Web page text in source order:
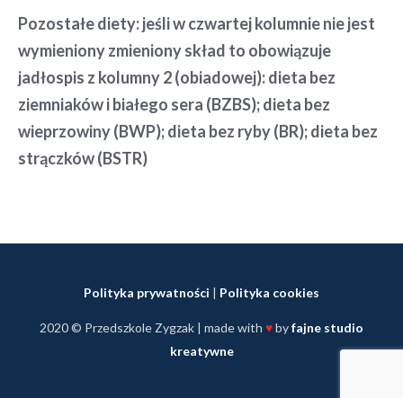
Pozostałe diety: jeśli w czwartej kolumnie nie jest
wymieniony zmieniony skład to obowiązuje
jadłospis z kolumny 2 (obiadowej): dieta bez
ziemniaków i białego sera (BZBS); dieta bez
wieprzowiny (BWP); dieta bez ryby (BR); dieta bez
strączków (BSTR)
Polityka prywatności | Polityka cookies
2020 © Przedszkole Zygzak | made with ♥byfajne studio
kreatywne